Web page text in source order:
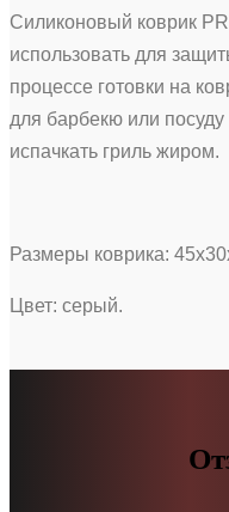
Силиконовый коврик
использовать для
процессе готовки на
для барбекю или
испачкать гриль жиром.
Размеры коврика:
Цвет: серый.